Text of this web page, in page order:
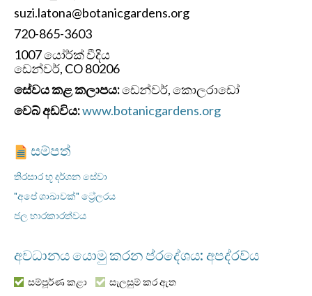
suzi.latona@botanicgardens.org
720-865-3603
1007 යෝර්ක් වීදිය
ඩෙන්වර්, CO 80206
සේවය කළ කලාපය:ඩෙන්වර්, කොලරාඩෝ
වෙබ් අඩවිය:www.botanicgardens.org
සම්පත්
තිරසාර භූ දර්ශන සේවා
"අපේ ශාඛාවක්" ට්‍රේලරය
ජල භාරකාරත්වය
අවධානය යොමු කරන ප්රදේශය: අපද්රව්ය
සම්පූර්ණ කළා සැලසුම් කර ඇත